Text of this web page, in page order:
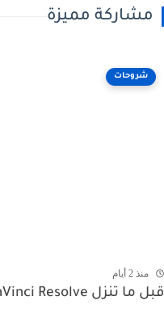
مشاركة مميزة
شروحات
منذ 2 أيام